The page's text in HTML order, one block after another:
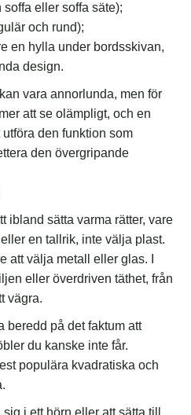
eller soffa säte);
och rund);
en hylla under bordsskivan,
design.
vara annorlunda, men för
att se olämpligt, och en
den funktion som
den övergripande
ibland sätta varma rätter, vare
en tallrik, inte välja plast.
att välja metall eller glas. I
eller överdriven täthet, från
vägra.
beredd på det faktum att
du kanske inte får.
populära kvadratiska och
i ett hörn eller att sätta till